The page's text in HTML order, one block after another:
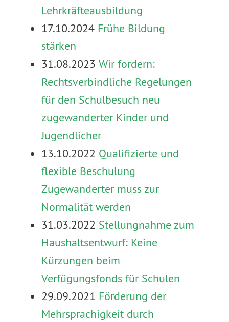
Lehrkräfteausbildung
17.10.2024 Frühe Bildung
stärken
31.08.2023 Wir fordern:
Rechtsverbindliche Regelungen
für den Schulbesuch neu
zugewanderter Kinder und
Jugendlicher
13.10.2022 Qualifizierte und
flexible Beschulung
Zugewanderter muss zur
Normalität werden
31.03.2022 Stellungnahme zum
Haushaltsentwurf: Keine
Kürzungen beim
Verfügungsfonds für Schulen
29.09.2021 Förderung der
Mehrsprachigkeit durch